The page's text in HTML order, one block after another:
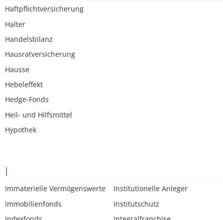
Haftpflichtversicherung
Halter
Handelsbilanz
Hausratversicherung
Hausse
Hebeleffekt
Hedge-Fonds
Heil- und Hilfsmittel
Hypothek
I
Immaterielle Vermögenswerte
Immobilienfonds
Institutionelle Anleger
Institutschutz